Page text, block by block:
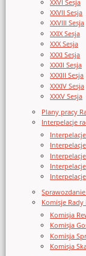
XXVI Sesja
XXVII Sesja
XXVIII Sesja
XXIX Sesja
XXX Sesja
XXXI Sesja
XXXII Sesja
XXXIII Sesja
XXXIV Sesja
XXXV Sesja
Plany pracy
Interpelacje
Komisje
Komisja
Komisja
Komisja
Komisja